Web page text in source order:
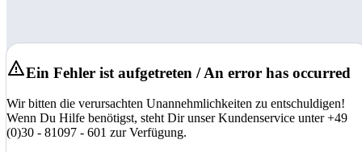
Ein Fehler ist aufgetreten / An error has occurred
Wir bitten die verursachten Unannehmlichkeiten zu entschuldigen!
Wenn Du Hilfe benötigst, steht Dir unser Kundenservice unter +49
(0)30 - 81097 - 601 zur Verfügung.